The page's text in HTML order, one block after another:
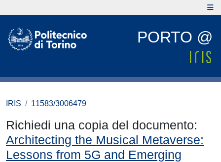
PORTO @
IRIS 11583/3006479
Richiedi una copia del documento:
Architecting the Musical Metaverse:
Lessons from 5G and Emerging